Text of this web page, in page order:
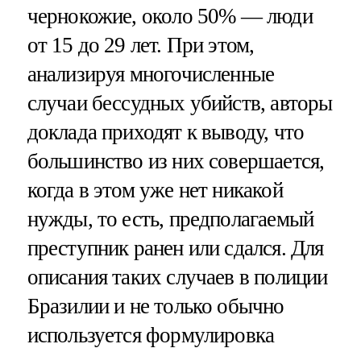
чернокожие, около 50% — люди
от 15 до 29 лет. При этом,
анализируя многочисленные
случаи бессудных убийств, авторы
доклада приходят к выводу, что
большинство из них совершается,
когда в этом уже нет никакой
нужды, то есть, предполагаемый
преступник ранен или сдался. Для
описания таких случаев в полиции
Бразилии и не только обычно
используется формулировка